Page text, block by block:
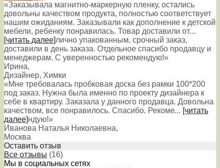
«Заказывала магнитно-маркерную пленку, остались
довольны качеством продукта, полностью соответствует
нашим ожиданиям. Заказывали как дополнение к детской
мебели, ребенку понравилась. Товар доставили от...
[читать далее]лично упакованным, срочный заказ,
доставили в день заказа. Отдельное спасибо продавцу и
менеджерам. С уверенностью рекомендую!»
Ирина,
Дизайнер, Химки
«Мне требовалась пробковая доска без рамки 100*200
под заказ. Нужна была именно по проекту дизайнера к
себе в квартиру. Заказала у данного продавца. Довольна
качеством, все понравилось. Спасибо. Рекоме... [читать
далее]ндую!»
Иванова Наталья Николаевна,
Москва
Оставить отзыв
Все отзывы (16)
Мы в социальных сетях